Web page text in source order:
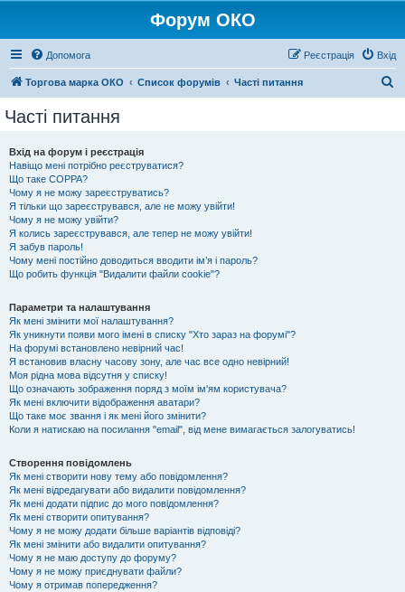
Форум ОКО
Допомога Вхід
Реєстрація
Торгова марка ОКО Список форумів Часті питання
Часті питання
Вхід на форум і реєстрація
Навіщо мені потрібно реєструватися?
Що таке COPPA?
Чому я не можу зареєструватись?
Я тільки що зареєструвався, але не можу увійти!
Чому я не можу увійти?
Я колись зареєструвався, але тепер не можу увійти!
Я забув пароль!
Чому мені постійно доводиться вводити ім’я і пароль?
Що робить функція "Видалити файли cookie"?
Параметри та налаштування
Як мені змінити мої налаштування?
Як уникнути появи мого імені в списку "Хто зараз на форумі"?
На форумі встановлено невірний час!
Я встановив власну часову зону, але час все одно невірний!
Моя рідна мова відсутня у списку!
Що означають зображення поряд з моїм ім'ям користувача?
Як мені включити відображення аватари?
Що таке моє звання і як мені його змінити?
Коли я натискаю на посилання "email", від мене вимагається залогуватись!
Створення повідомлень
Як мені створити нову тему або повідомлення?
Як мені відредагувати або видалити повідомлення?
Як мені додати підпис до мого повідомлення?
Як мені створити опитування?
Чому я не можу додати більше варіантів відповіді?
Як мені змінити або видалити опитування?
Чому я не маю доступу до форуму?
Чому я не можу приєднувати файли?
Чому я отримав попередження?